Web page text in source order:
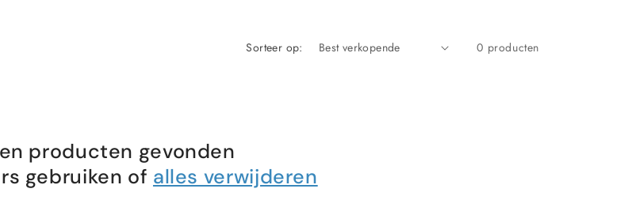
Sorteer op: 0 producten
producten gevonden
gebruiken of alles verwijderen